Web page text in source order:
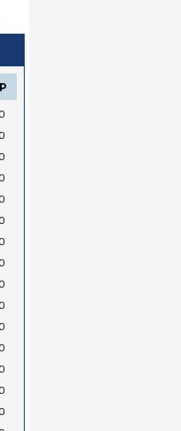
P
0
0
0
0
0
0
0
0
0
0
0
0
0
0
0